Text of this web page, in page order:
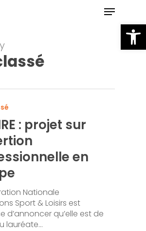
Menu
: projet sur
en
Nationale
Sport & Loisirs est
d’annoncer qu’elle est de
lauréate…
Close
Menu